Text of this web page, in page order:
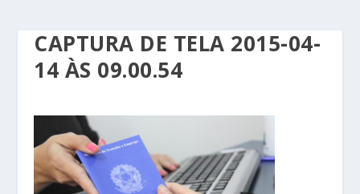
CAPTURA DE TELA 2015-04-
14 ÀS 09.00.54